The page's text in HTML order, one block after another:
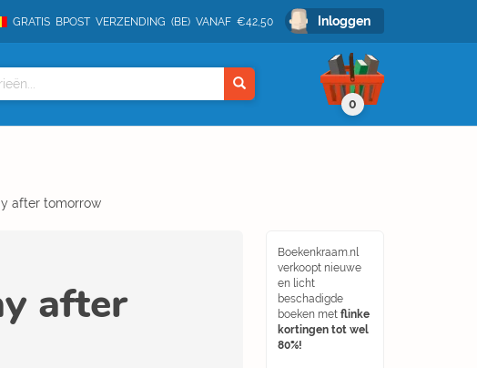
GRATIS BPOST VERZENDING (BE) VANAF €42,50 Inloggen
0
after tomorrow
Boekenkraam.nl
verkoopt nieuwe
en licht
beschadigde
boeken met flinke
kortingen tot wel
80%!
after